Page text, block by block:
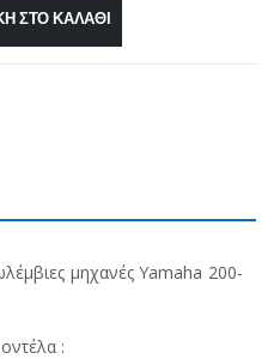
ΣΤΟ ΚΑΛΆΘΙ
μηχανές Yamaha 200-
: